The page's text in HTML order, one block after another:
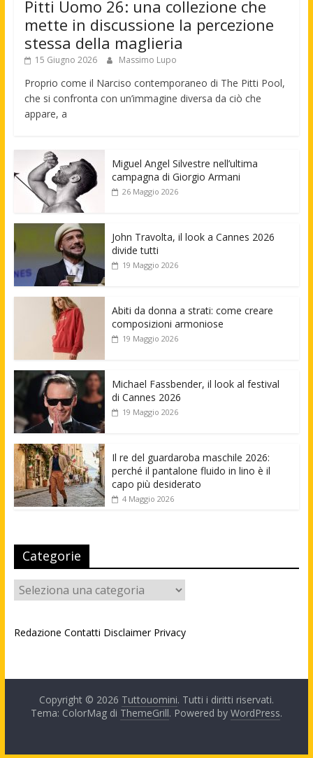
Pitti Uomo 26: una collezione che
mette in discussione la percezione
stessa della maglieria
15 Giugno 2026 Massimo Lupo
Proprio come il Narciso contemporaneo di The Pitti Pool,
che si confronta con un’immagine diversa da ciò che
appare, a
Miguel Angel Silvestre nell’ultima
campagna di Giorgio Armani
26 Maggio 2026
John Travolta, il look a Cannes 2026
divide tutti
19 Maggio 2026
Abiti da donna a strati: come creare
composizioni armoniose
19 Maggio 2026
Michael Fassbender, il look al festival
di Cannes 2026
19 Maggio 2026
Il re del guardaroba maschile 2026:
perché il pantalone fluido in lino è il
capo più desiderato
4 Maggio 2026
Categorie
Categorie
Redazione Contatti Disclaimer Privacy
Copyright © 2026 Tuttouomini. Tutti i diritti riservati.
Tema: ColorMag di ThemeGrill. Powered by WordPress.